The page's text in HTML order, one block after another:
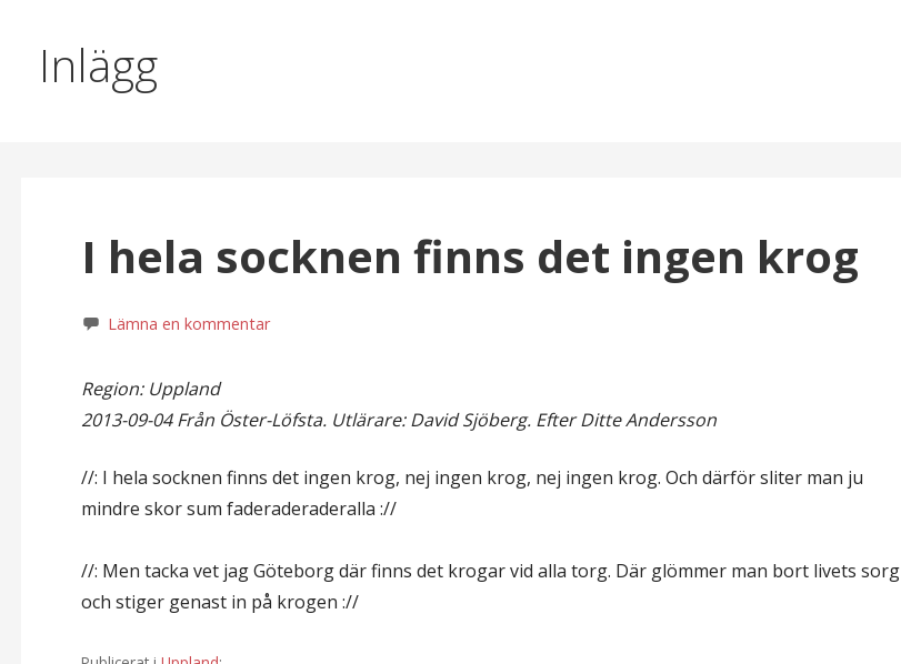
Inlägg
I hela socknen finns det ingen krog
Lämna en kommentar
Region: Uppland
2013-09-04Från Öster-Löfsta. Utlärare: David Sjöberg. Efter Ditte Andersson
//: I hela socknen finns det ingen krog, nej ingen krog, nej ingen krog. Och därför sliter man ju
mindre skor sum faderaderaderalla ://
//: Men tacka vet jag Göteborg där finns det krogar vid alla torg. Där glömmer man bort livets sorg
och stiger genast in på krogen ://